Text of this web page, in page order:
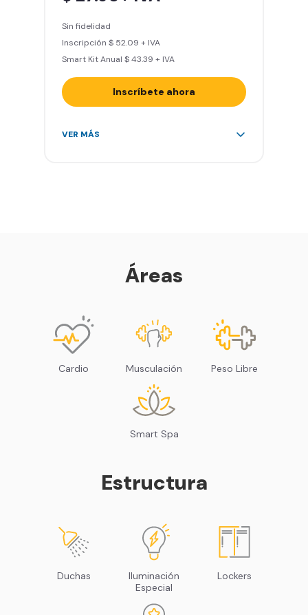
Invitar un amigo a entrenar
Sillones de masaje
Sin fidelidad
Inscripción $ 52.09 + IVA
Smart Kit Anual $ 43.39 + IVA
Inscríbete ahora
Área de peso libre, peso
Smart Fit App
Smart Fit Go
Sillones de masaje
VER MÁS
Áreas
Cardio Musculación Peso Libre
Smart Spa
Estructura
Duchas
Iluminación
Especial
Lockers